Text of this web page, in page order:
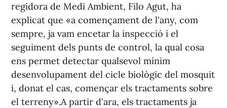
regidora de Medi Ambient, Filo Agut, ha
explicat que «a començament de l'any, com
sempre, ja vam encetar la inspecció i el
seguiment dels punts de control, la qual cosa
ens permet detectar qualsevol mínim
desenvolupament del cicle biològic del mosquit
i, donat el cas, començar els tractaments sobre
el terreny».A partir d'ara, els tractaments ja